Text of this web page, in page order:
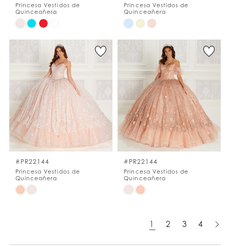
Princesa Vestidos de
Quinceañera
Skip
#c0d696bae2
end
Princesa Vestidos de
Quinceañera
Skip
#420dc77d5d
end
#PR22144
Princesa Vestidos de
Quinceañera
Skip
to
#PR22144
Princesa Vestidos de
Quinceañera
Skip
#9cd705440d
to
1 2 3 4